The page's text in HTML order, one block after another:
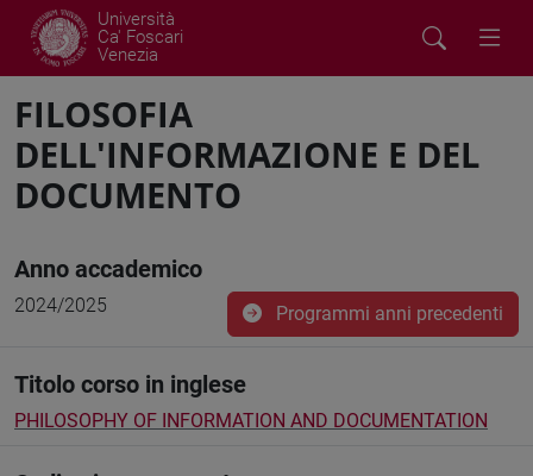
Università
Ca' Foscari
Venezia
FILOSOFIA
DELL'INFORMAZIONE E DEL
DOCUMENTO
Anno accademico
2024/2025 Programmi anni precedenti
Titolo corso in inglese
PHILOSOPHY OF INFORMATION AND DOCUMENTATION